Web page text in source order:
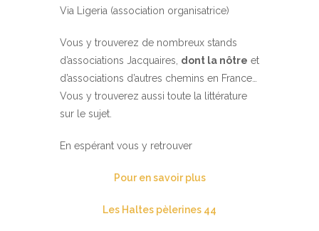
Via Ligeria (association organisatrice)
Vous y trouverez de nombreux stands
d’associations Jacquaires, dont la nôtre et
d’associations d’autres chemins en France…
Vous y trouverez aussi toute la littérature
sur le sujet.
En espérant vous y retrouver
Pour en savoir plus
Les Haltes pèlerines 44